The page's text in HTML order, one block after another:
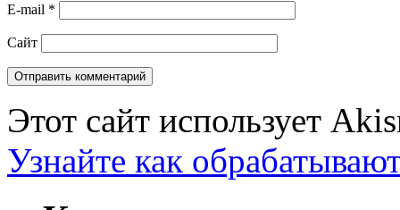
E-mail *
Сайт
Этот сайт использует
Узнайте как